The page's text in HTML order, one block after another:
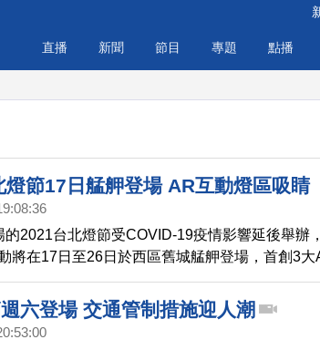
直播 新聞 節目 專題 點播
燈節17日艋舺登場 AR互動燈區吸睛
的2021台北燈節受COVID-19疫情影響延後舉辦
將在17日至26日於西區舊城艋舺登場，首創3大
民眾在疫情稍解之際共襄盛舉。
六登場 交通管制措施迎人潮